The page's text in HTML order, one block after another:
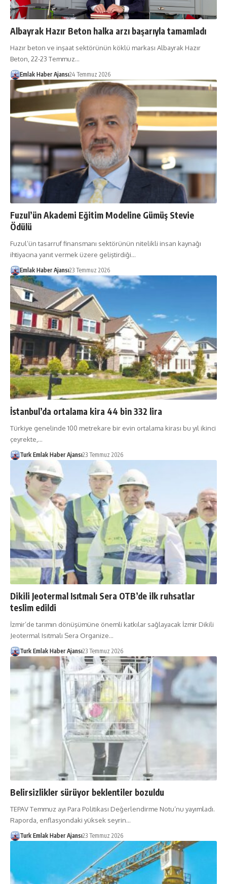
Albayrak Hazır Beton halka arzı başarıyla tamamladı
Hazır beton ve inşaat sektörünün köklü markası Albayrak Hazır
Beton, 22-23 Temmuz…
Emlak Haber Ajansı24 Temmuz 2026
Fuzul’ün Akademi Eğitim Modeline Gümüş Stevie
Ödülü
Fuzul’ün tasarruf finansmanı sektörünün nitelikli insan kaynağı
ihtiyacına yanıt vermek üzere geliştirdiği…
Emlak Haber Ajansı23 Temmuz 2026
İstanbul’da ortalama kira 44 bin 332 lira
Türkiye genelinde 100 metrekare bir evin ortalama kirası bu yıl ikinci
çeyrekte,…
Turk Emlak Haber Ajansı23 Temmuz 2026
Dikili Jeotermal Isıtmalı Sera OTB’de ilk ruhsatlar
teslim edildi
İzmir’de tarımın dönüşümü­ne önemli katkılar sağlayacak İzmir Dikili
Jeotermal Isıtmalı Sera Organize…
Turk Emlak Haber Ajansı23 Temmuz 2026
Belirsizlikler sürüyor beklentiler bozuldu
TEPAV Temmuz ayı Pa­ra Politikası Değerlendir­me Notu’nu yayımladı.
Rapor­da, enflasyondaki yüksek seyrin…
Turk Emlak Haber Ajansı23 Temmuz 2026